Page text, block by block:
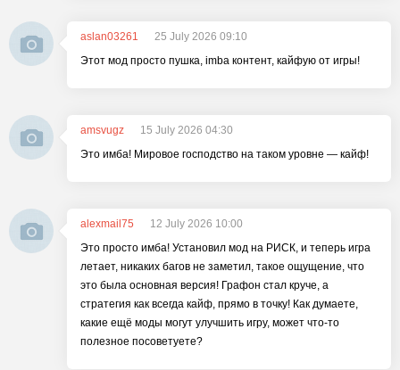
aslan03261
25 July 2026 09:10
Этот мод просто пушка, imba контент, кайфую от игры!
amsvugz
15 July 2026 04:30
Это имба! Мировое господство на таком уровне — кайф!
alexmail75
12 July 2026 10:00
Это просто имба! Установил мод на РИСК, и теперь игра
летает, никаких багов не заметил, такое ощущение, что
это была основная версия! Графон стал круче, а
стратегия как всегда кайф, прямо в точку! Как думаете,
какие ещё моды могут улучшить игру, может что-то
полезное посоветуете?